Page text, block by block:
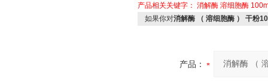
产品相关关键字： 消解酶 溶细胞酶
如果你对消解酶 （ 溶细胞酶 ） 干粉
产品：